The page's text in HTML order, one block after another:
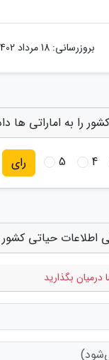
بروزرسانی: 18 مرداد 1402
را به اماراتی ها
4
5 رای
اطلاعات حیاتی کشور
درمیان بگذارید